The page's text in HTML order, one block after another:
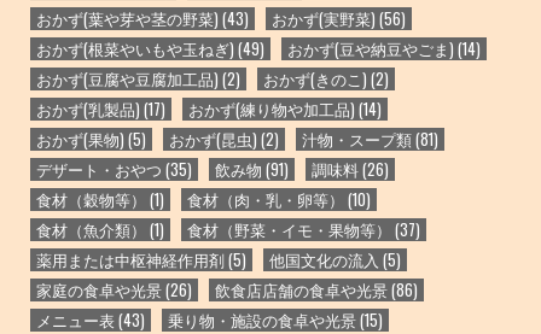
おかず(葉や芽や茎の野菜) (43) おかず(実野菜) (56)
おかず(根菜やいもや玉ねぎ) (49) おかず(豆や納豆やごま) (14)
おかず(豆腐や豆腐加工品) (2) おかず(きのこ) (2)
おかず(乳製品) (17) おかず(練り物や加工品) (14)
おかず(果物) (5) おかず(昆虫) (2) 汁物・スープ類(81)
デザート・おやつ (35) 飲み物 (91) 調味料(26)
食材（穀物等） (1) 食材（肉・乳・卵等） (10)
食材（魚介類） (1) 食材（野菜・イモ・果物等） (37)
薬用または中枢神経作用剤(5) 他国文化の流入 (5)
家庭の食卓や光景(26) 飲食店店舗の食卓や光景(86)
メニュー表(43) 乗り物・施設の食卓や光景(15)